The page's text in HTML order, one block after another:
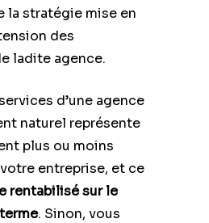
la stratégie mise en
des
ladite agence.
d’une agence
naturel représente
plus ou moins
entreprise, et ce
rentabilisé sur le
. Sinon, vous